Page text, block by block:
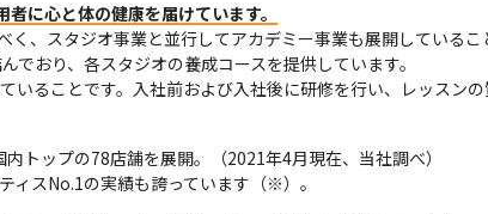
に心と体の健康を届けています。
、スタジオ事業と並行してアカデミー事業も展開しているこ
おり、各スタジオの養成コースを提供しています。
ることです。入社前および入社後に研修を行い、レッスン
トップの78店舗を展開。（2021年4月現在、当社調べ）
ィスNo.1の実績も誇っています（※）。